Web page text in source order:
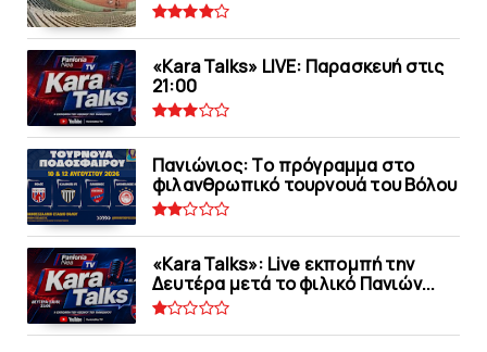
«Kara Talks» LIVE: Παρασκευή στις
21:00
Πανιώνιoς: Tο πρόγραμμα στο
φιλανθρωπικό τουρνουά του Bόλου
«Kara Talks»: Live εκπομπή την
Δευτέρα μετά το φιλικό Πανιών...